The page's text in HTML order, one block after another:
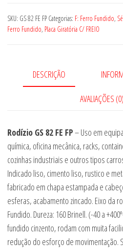
FE
FP
SKU: GS 82 FE FP Categorias: F: Ferro Fundido,
Ferro Fundido, Placa Giratória C/ FREIO
DESCRIÇÃO
AVALIAÇÕES (0)
Rodízio GS 82 FE FP– Uso em
química, oficina mecânica, racks,
cozinhas industriais e outros tipos
Indicado liso, cimento liso, rustico e
fabricado em chapa estampada e
esferas, acabamento zincado. Eixo da
Fundido. Dureza: 160 Brinell. (-40 a
fundido cinzento, rodam com muita
redução do esforço de movimentação.